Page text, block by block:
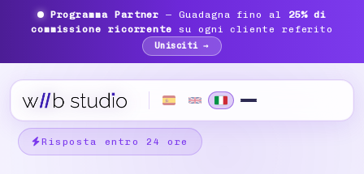
Programma Partner — Guadagna fino al 25% di
commissione ricorrente su ogni cliente referito
Unisciti →
Risposta entro 24 ore